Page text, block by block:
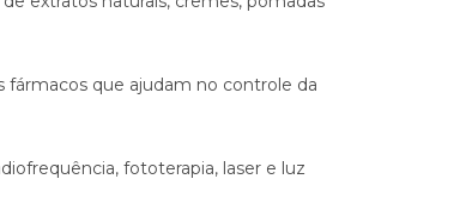
que ajudam no controle da
fototerapia, laser e luz